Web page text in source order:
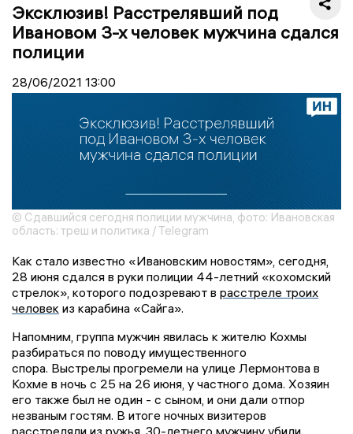
Эксклюзив! Расстрелявший под
Ивановом 3-х человек мужчина сдался
полиции
28/06/2021 13:00
© Сдавшийся сегодня полиции мужчина, фото: Ивановская
область: треш и политика / Telegram
Как стало известно «Ивановским новостям», сегодня,
28 июня сдался в руки полиции 44-летний «кохомский
стрелок», которого подозревают в расстреле троих
человек из карабина «Сайга».
Напомним, группа мужчин явилась к жителю Кохмы
разбираться по поводу имущественного
спора. Выстрелы прогремели на улице Лермонтова в
Кохме в ночь с 25 на 26 июня, у частного дома. Хозяин
его также был не один - с сыном, и они дали отпор
незваным гостям. В итоге ночных визитеров